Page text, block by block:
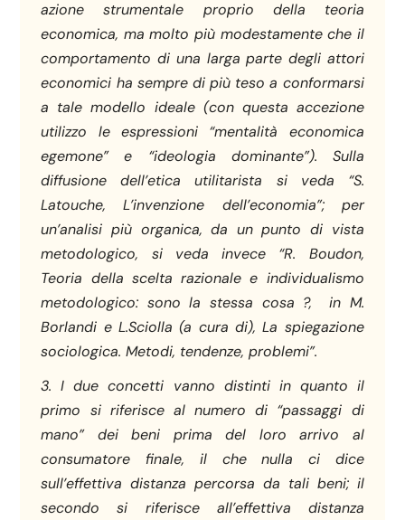
azione strumentale proprio della teoria
economica, ma molto più modestamente che il
comportamento di una larga parte degli attori
economici ha sempre di più teso a conformarsi
a tale modello ideale (con questa accezione
utilizzo le espressioni “mentalità economica
egemone” e “ideologia dominante”). Sulla
diffusione dell’etica utilitarista si veda “S.
Latouche, L’invenzione dell’economia”; per
un’analisi più organica, da un punto di vista
metodologico, si veda invece “R. Boudon,
Teoria della scelta razionale e individualismo
metodologico: sono la stessa cosa ?, in M.
Borlandi e L.Sciolla (a cura di), La spiegazione
sociologica. Metodi, tendenze, problemi”.
3. I due concetti vanno distinti in quanto il
primo si riferisce al numero di “passaggi di
mano” dei beni prima del loro arrivo al
consumatore finale, il che nulla ci dice
sull’effettiva distanza percorsa da tali beni; il
secondo si riferisce all’effettiva distanza